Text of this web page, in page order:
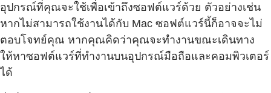
อุปกรณ์ที่คุณจะใช้เพื่อเข้าถึงซอฟต์แวร์ด้วย ตัวอย่างเช่น
หากไม่สามารถใช้งานได้กับ Mac ซอฟต์แวร์นี้ก็อาจจะไม่
ตอบโจทย์คุณ หากคุณคิดว่าคุณจะทำงานขณะเดินทาง
ให้หาซอฟต์แวร์ที่ทำงานบนอุปกรณ์มือถือและคอมพิวเตอร์
ได้